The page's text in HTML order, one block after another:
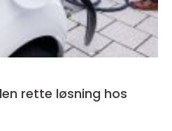
rette løsning hos